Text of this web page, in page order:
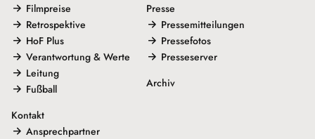
Filmpreise
Retrospektive
HoF Plus
Verantwortung & Werte
Leitung
Fußball
Kontakt
Ansprechpartner
Presse
Pressemitteilungen
Pressefotos
Presseserver
Archiv